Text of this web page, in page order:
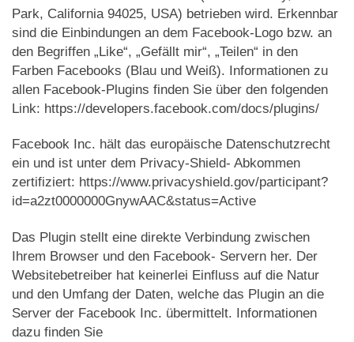
Park, California 94025, USA) betrieben wird. Erkennbar
sind die Einbindungen an dem Facebook-Logo bzw. an
den Begriffen „Like“, „Gefällt mir“, „Teilen“ in den
Farben Facebooks (Blau und Weiß). Informationen zu
allen Facebook-Plugins finden Sie über den folgenden
Link: https://developers.facebook.com/docs/plugins/
Facebook Inc. hält das europäische Datenschutzrecht
ein und ist unter dem Privacy-Shield- Abkommen
zertifiziert: https://www.privacyshield.gov/participant?
id=a2zt0000000GnywAAC&status=Active
Das Plugin stellt eine direkte Verbindung zwischen
Ihrem Browser und den Facebook- Servern her. Der
Websitebetreiber hat keinerlei Einfluss auf die Natur
und den Umfang der Daten, welche das Plugin an die
Server der Facebook Inc. übermittelt. Informationen
dazu finden Sie